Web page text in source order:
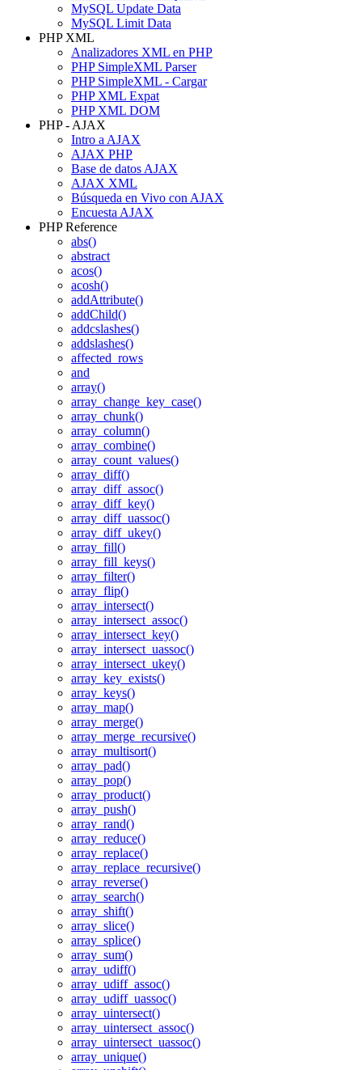
MySQL Update Data
MySQL Limit Data
PHP XML
Analizadores XML en PHP
PHP SimpleXML Parser
PHP SimpleXML - Cargar
PHP XML Expat
PHP XML DOM
PHP - AJAX
Intro a AJAX
AJAX PHP
Base de datos AJAX
AJAX XML
Búsqueda en Vivo con AJAX
Encuesta AJAX
PHP Reference
abs()
abstract
acos()
acosh()
addAttribute()
addChild()
addcslashes()
addslashes()
affected_rows
and
array()
array_change_key_case()
array_chunk()
array_column()
array_combine()
array_count_values()
array_diff()
array_diff_assoc()
array_diff_key()
array_diff_uassoc()
array_diff_ukey()
array_fill()
array_fill_keys()
array_filter()
array_flip()
array_intersect()
array_intersect_assoc()
array_intersect_key()
array_intersect_uassoc()
array_intersect_ukey()
array_key_exists()
array_keys()
array_map()
array_merge()
array_merge_recursive()
array_multisort()
array_pad()
array_pop()
array_product()
array_push()
array_rand()
array_reduce()
array_replace()
array_replace_recursive()
array_reverse()
array_search()
array_shift()
array_slice()
array_splice()
array_sum()
array_udiff()
array_udiff_assoc()
array_udiff_uassoc()
array_uintersect()
array_uintersect_assoc()
array_uintersect_uassoc()
array_unique()